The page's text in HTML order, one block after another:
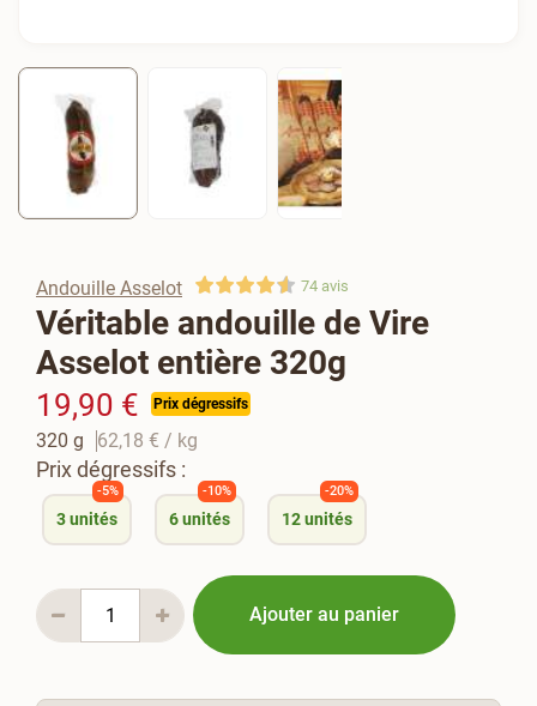
Andouille Asselot 74avis
Véritable andouille de Vire
Asselot entière 320g
19,90 € Prix dégressifs
320 g 62,18 € / kg
Prix dégressifs :
3unités
-5%
6unités
-10%
12 unités
-20%
Ajouter au panier